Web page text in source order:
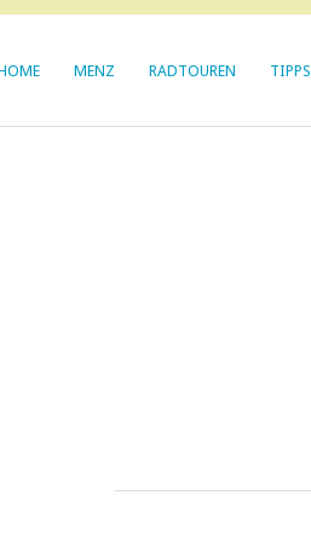
MENZ RADTOUREN TIPPS